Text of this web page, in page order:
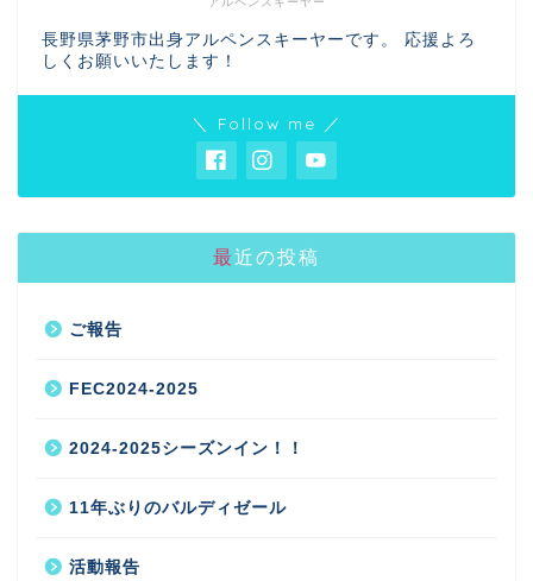
長野県茅野市出身アルペンスキーヤーです。 応援よろ
しくお願いいたします！
＼ Follow me ／
最近の投稿
ご報告
FEC2024-2025
2024-2025シーズンイン！！
11年ぶりのバルディゼール
活動報告